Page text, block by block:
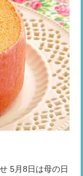
5月8日は母の日